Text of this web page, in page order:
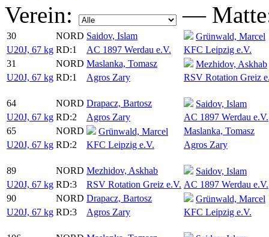
Verein:
—
30 NORD Saidov, Islam
Grünwald, Marcel
U20J, 67 kg RD:1 AC 1897 Werdau e.V.
KFC Leipzig e.V.
31
NORD Maslanka, Tomasz
Mezhidov, Askhab
U20J, 67 kg RD:1 Agros Zary RSV Rotation Greiz
64 NORD Drapacz, Bartosz
Saidov, Islam
U20J, 67 kg RD:2 Agros Zary
AC 1897 Werdau e.V.
65
NORD Grünwald, Marcel
Maslanka, Tomasz
U20J, 67 kg RD:2 KFC Leipzig e.V. Agros Zary
89 NORD Mezhidov, Askhab
Saidov, Islam
U20J, 67 kg RD:3 RSV Rotation Greiz e.V. AC 1897 Werdau e.V.
90
NORD Drapacz, Bartosz
Grünwald, Marcel
U20J, 67 kg RD:3 Agros Zary KFC Leipzig e.V.